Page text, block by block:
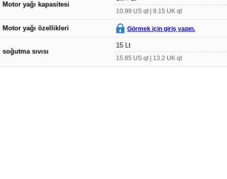
Motor yağı kapasitesi
10.99 US qt | 9.15 UK qt
Motor yağı özellikleri Görmek için giriş yapın.
soğutma sıvısı
15 Lt
15.85 US qt | 13.2 UK qt